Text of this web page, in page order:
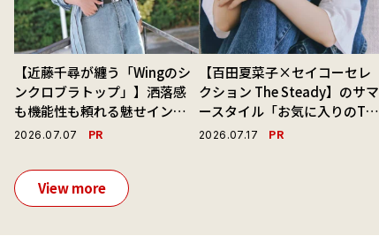
【近藤千尋が纏う「Wingのシ
ンクロブラトップ」】洒落感
も機能性も頼れる魅せインナ
ーで毎日を心地よくアプデ！
2026.07.07 PR
【百田夏菜子×セイコーセレ
クション The Steady】のサマ
ースタイル「お気に入りのTシ
ャツと最高の時計と。」
2026.07.17 PR
View more